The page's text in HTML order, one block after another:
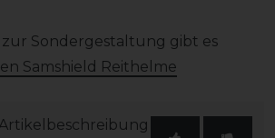
Sondergestaltung gibt es
Samshield Reithelme